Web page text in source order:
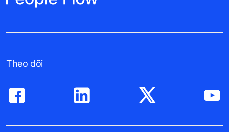
Theo dõi